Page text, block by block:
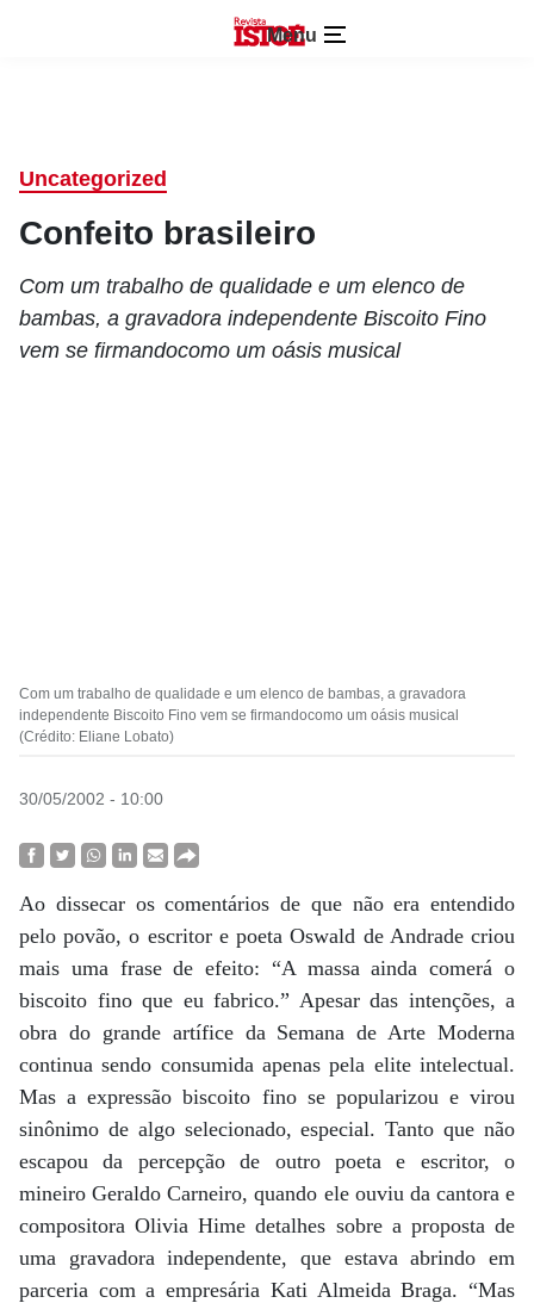
Menu
Uncategorized
Confeito brasileiro
Com um trabalho de qualidade e um elenco de
bambas, a gravadora independente Biscoito Fino
vem se firmandocomo um oásis musical
Com um trabalho de qualidade e um elenco de bambas, a gravadora
independente Biscoito Fino vem se firmandocomo um oásis musical
(Crédito: Eliane Lobato)
30/05/2002 - 10:00
Ao dissecar os comentários de que não era entendido
pelo povão, o escritor e poeta Oswald de Andrade criou
mais uma frase de efeito: “A massa ainda comerá o
biscoito fino que eu fabrico.” Apesar das intenções, a
obra do grande artífice da Semana de Arte Moderna
continua sendo consumida apenas pela elite intelectual.
Mas a expressão biscoito fino se popularizou e virou
sinônimo de algo selecionado, especial. Tanto que não
escapou da percepção de outro poeta e escritor, o
mineiro Geraldo Carneiro, quando ele ouviu da cantora e
compositora Olivia Hime detalhes sobre a proposta de
uma gravadora independente, que estava abrindo em
parceria com a empresária Kati Almeida Braga. “Mas